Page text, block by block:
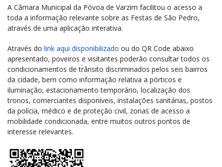
A Câmara Municipal da Póvoa de Varzim facilitou o acesso a
toda a informação relevante sobre as Festas de São Pedro,
através de uma aplicação interativa.
Através do link aqui disponibilizado ou do QR Code abaixo
apresentado, poveiros e visitantes poderão consultar todos os
condicionamentos de trânsito discriminados pelos seis bairros
da cidade, bem como informação relativa a pórticos e
iluminação, estacionamento temporário, localização dos
tronos, comerciantes disponíveis, instalações sanitárias, postos
da polícia, médico e de proteção civil, zonas de acesso a
mobilidade condicionada, entre muitos outros pontos de
interesse relevantes.